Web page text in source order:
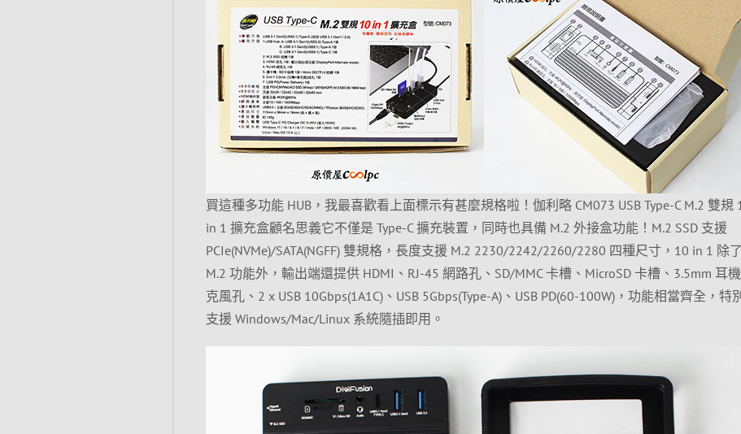
買這種多功能 HUB，我最喜歡看上面標示有甚麼規格啦！伽利略 CM073 USB Type-C M.2 雙規
in 1 擴充盒顧名思義它不僅是 Type-C 擴充裝置，同時也具備 M.2 外接盒功能！M.2 SSD 支援
PCIe(NVMe)/SATA(NGFF) 雙規格，長度支援 M.2 2230/2242/2260/2280 四種尺寸，10 in 1 除了
M.2 功能外，輸出端還提供 HDMI、RJ-45 網路孔、SD/MMC 卡槽、MicroSD 卡槽、3.5mm 耳
克風孔、2 x USB 10Gbps(1A1C)、USB 5Gbps(Type-A)、USB PD(60-100W)，功能相當齊全，特
支援 Windows/Mac/Linux 系統隨插即用。